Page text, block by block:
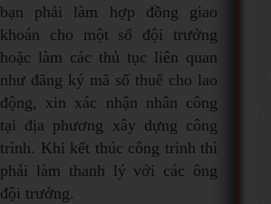
bạn phải làm hợp đồng giao
khoán cho một số đội trưởng
hoặc làm các thủ tục liên quan
như đăng ký mã số thuế cho lao
động, xin xác nhận nhân công
tại địa phương xây dựng công
trình. Khi kết thúc công trình thì
phải làm thanh lý với các ông
đội trưởng.